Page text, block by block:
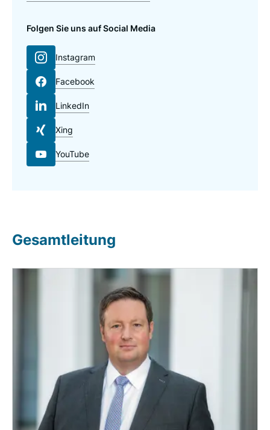
Folgen Sie uns auf Social Media
Instagram
Facebook
LinkedIn
Xing
YouTube
Gesamtleitung